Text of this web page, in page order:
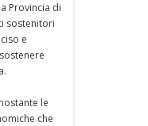
Provincia di
sostenitori
e
le
che